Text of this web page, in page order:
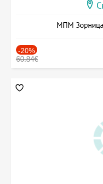
МПМ Зорница
-20%
60.84€